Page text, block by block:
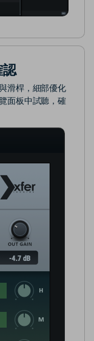
滑桿，細部優化
面板中試聽，確